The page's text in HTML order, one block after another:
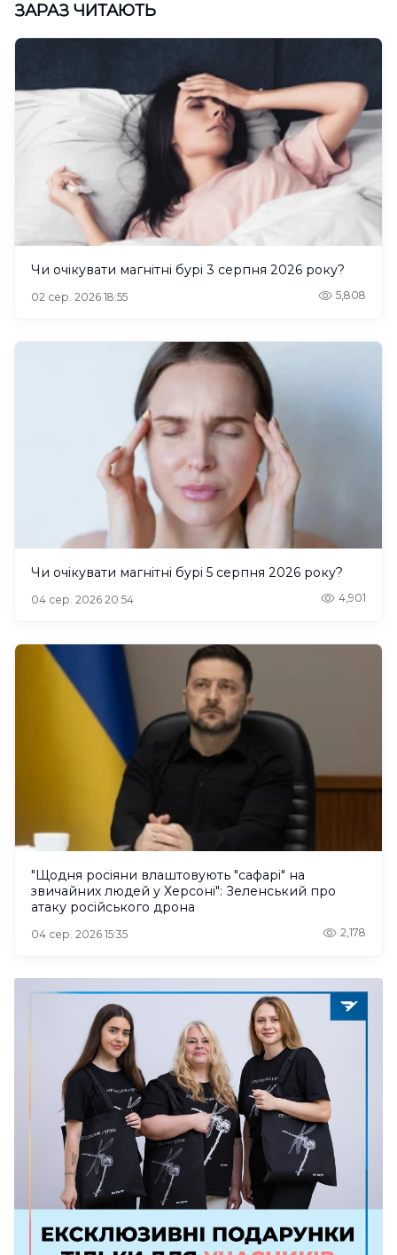
ЗАРАЗ ЧИТАЮТЬ
Чи очікувати магнітні бурі 3 серпня 2026 року?
02 сер. 2026 18:55 5,808
Чи очікувати магнітні бурі 5 серпня 2026 року?
04 сер. 2026 20:54 4,901
"Щодня росіяни влаштовують "сафарі" на
звичайних людей у Херсоні": Зеленський про
атаку російського дрона
04 сер. 2026 15:35 2,178